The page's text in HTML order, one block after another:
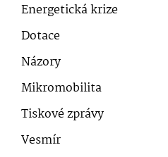
Energetická krize
Dotace
Názory
Mikromobilita
Tiskové zprávy
Vesmír